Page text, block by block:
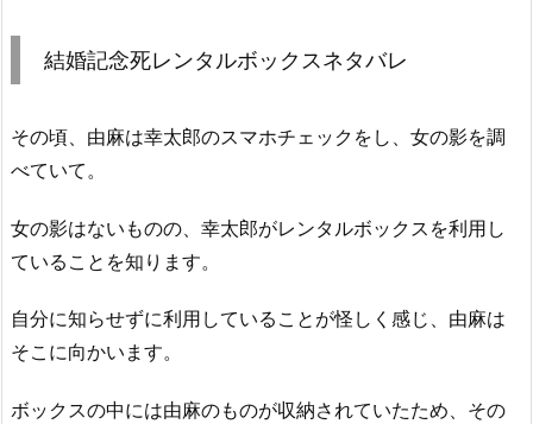
結婚記念死レンタルボックスネタバレ
その頃、由麻は幸太郎のスマホチェックをし、女の影を調
べていて。
女の影はないものの、幸太郎がレンタルボックスを利用し
ていることを知ります。
自分に知らせずに利用していることが怪しく感じ、由麻は
そこに向かいます。
ボックスの中には由麻のものが収納されていたため、その